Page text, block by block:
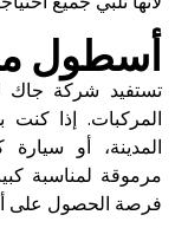
أسطول
تستفيد شركة جاك
المركبات. إذا
المدينة، أو
مرموقة لمناسبة
فرصة الحصول على